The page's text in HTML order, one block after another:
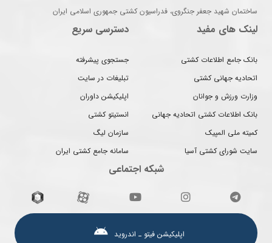
ساختمان شهید جعفر جنگروی، فدراسیون کشتی جمهوری اسلامی ایران
لینک های مفید
بانک جامع اطلاعات کشتی
اتحادیه جهانی کشتی
وزارت ورزش و جوانان
بانک اطلاعات کشتی اتحادیه جهانی
کمیته ملی المپیک
سایت شورای کشتی آسیا
دسترسی سریع
جستجوی پیشرفته
تبلیغات در سایت
اپلیکیشن داوران
انستیتو کشتی
سازمان لیگ
سامانه جامع کشتی ایران
شبکه اجتماعی
اپلیکیشن فیتو ـ اندروید